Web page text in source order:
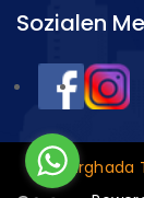
Sozialen
©Hurghada